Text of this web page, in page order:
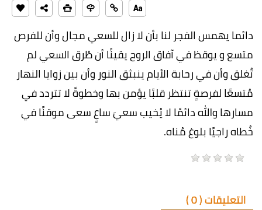
دائما يهمس الفجر لنا بأن لا زال للسعي مجال وأن للفرص
متسع و يوقظ في آفاق الروح يقينًا أن طُرق السعي لم
تُغلق وأن في رحابة الأيام ينبثق النور وأن بين زوايا النهار
مُتسعًا لفرصةٍ تنتظر قلبًا يؤمن بها وخطوةً لا تتردد في
مسارها والله دائمًا لا يُخيب سعيَ ساعٍ سعى موقنًا في
خُطاه راجيًا بلوغ مُناه.
التعليقات (0
)